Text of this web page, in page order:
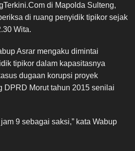
di Mapolda Sulteng,
di ruang penyidik tipikor sejak
Wita.
Asrar mengaku dimintai
tipikor dalam kapasitasnya
dugaan korupsi proyek
DPRD Morut tahun 2015 senilai
9 sebagai saksi,” kata Wabup